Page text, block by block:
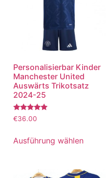
Personalisierbar Kinder
Manchester United
Auswärts Trikotsatz
2024-25
Bewertet
mit
€36.00
Ausführung wählen